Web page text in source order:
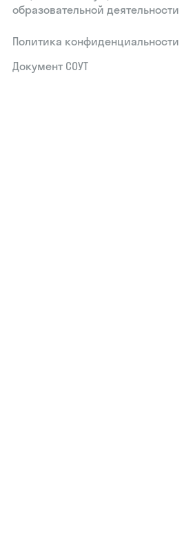
образовательной деятельности
Политика конфиденциальности
Документ СОУТ